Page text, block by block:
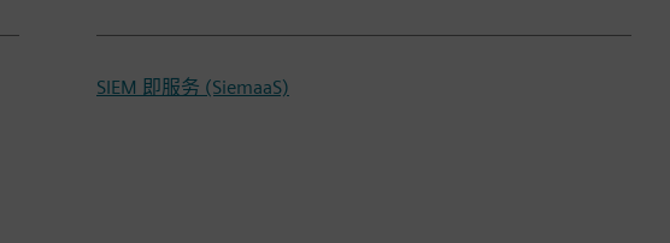
SIEM 即服务 (SiemaaS)